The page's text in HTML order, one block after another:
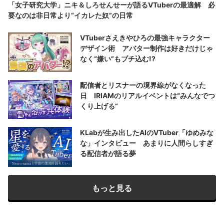
「女子研究大学」ニキ＆しろせんせーが語るVTuberの最適解 必
要なのは非日常より“イカレた奴”の日常
VTuberさえきやひろの最強キャラクター
デザイン術 アバター制作は好きだけじゃ
なく“嫌い”もブチ込む!?
配信者とリスナーの境界線がなくなった
日 IRIAMのリアルイベントは“みんなでつ
くり上げる”
KLabが生み出したAIのVTuber「ゆめみな
な」インタビュー あまりに人間らしすぎ
る配信者が語る夢
もっと見る